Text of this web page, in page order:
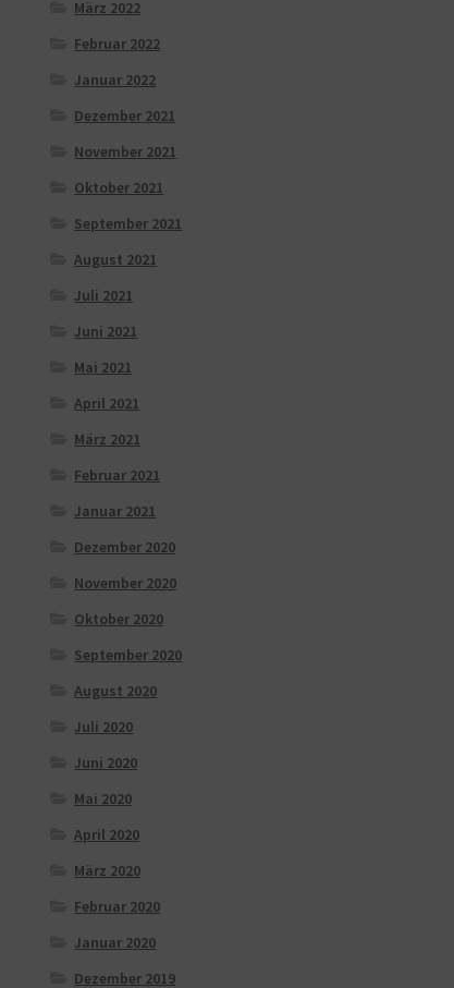
März 2022
Februar 2022
Januar 2022
Dezember 2021
November 2021
Oktober 2021
September 2021
August 2021
Juli 2021
Juni 2021
Mai 2021
April 2021
März 2021
Februar 2021
Januar 2021
Dezember 2020
November 2020
Oktober 2020
September 2020
August 2020
Juli 2020
Juni 2020
Mai 2020
April 2020
März 2020
Februar 2020
Januar 2020
Dezember 2019